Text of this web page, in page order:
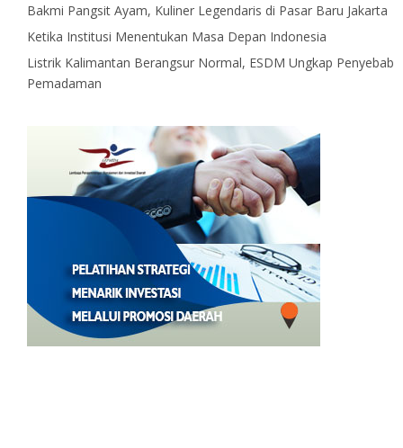
Bakmi Pangsit Ayam, Kuliner Legendaris di Pasar Baru Jakarta
Ketika Institusi Menentukan Masa Depan Indonesia
Listrik Kalimantan Berangsur Normal, ESDM Ungkap Penyebab
Pemadaman